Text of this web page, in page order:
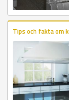
Tips och fakta om